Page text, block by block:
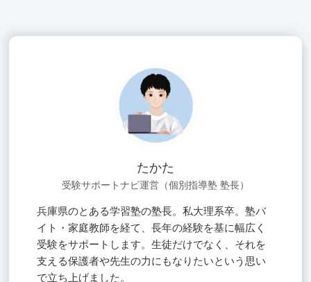
たかた
受験サポートナビ運営（個別指導塾 塾長）
兵庫県のとある学習塾の塾長。私大理系卒。塾バ
イト・家庭教師を経て、長年の経験を基に幅広く
受験をサポートします。生徒だけでなく、それを
支える保護者や先生の力にもなりたいという思い
で立ち上げました。